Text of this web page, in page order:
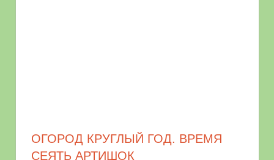
ОГОРОД КРУГЛЫЙ ГОД. ВРЕМЯ
СЕЯТЬ АРТИШОК